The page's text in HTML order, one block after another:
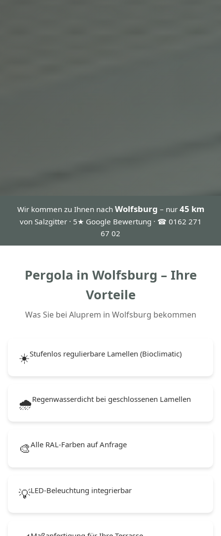
Wir kommen zu Ihnen nach Wolfsburg – nur 45 km
von Salzgitter · 5★ Google Bewertung · ☎ 0162 271
67 02
Pergola in Wolfsburg – Ihre
Vorteile
Was Sie bei Aluprem in Wolfsburg bekommen
☀️Stufenlos regulierbare Lamellen (Bioclimatic)
🌧️Regenwasserdicht bei geschlossenen Lamellen
🎨Alle RAL-Farben auf Anfrage
💡LED-Beleuchtung integrierbar